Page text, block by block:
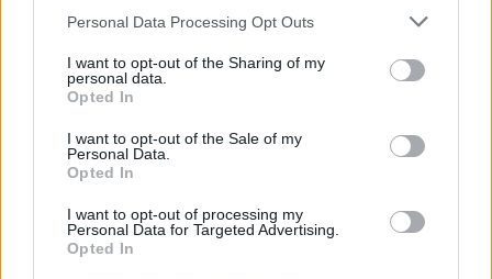
Personal Data Processing Opt Outs
I want to opt-out of the Sharing of my
personal data.
Opted In
I want to opt-out of the Sale of my
Personal Data.
Opted In
I want to opt-out of processing my
Personal Data for Targeted Advertising.
Opted In
Edellinen artikkeli
Aleksander Barkov hurjana!
Seuraava artikkeli
Ruotsi kaatoi Tshekin